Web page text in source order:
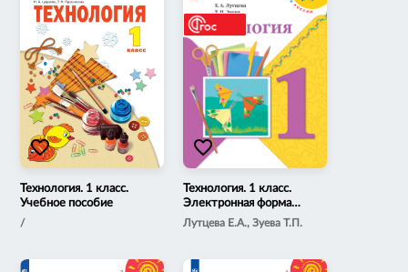
Технология. 1 класс.
Учебное пособие
/
favorite_border
Технология. 1 класс.
Электронная форма
учебника
Лутцева Е.А., Зуева Т.П.
favorite_border